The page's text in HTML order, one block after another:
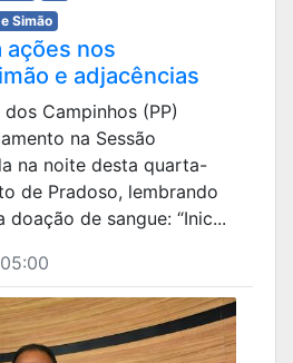
Simão
ações nos
e adjacências
Campinhos (PP)
na Sessão
na noite desta quarta-
de Pradoso, lembrando
de sangue: “Inic...